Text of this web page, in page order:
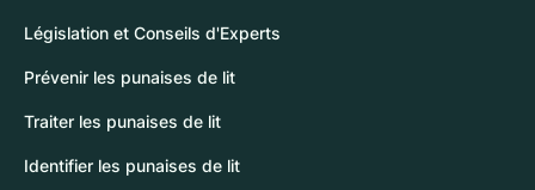
Législation et Conseils d'Experts
Prévenir les punaises de lit
Traiter les punaises de lit
Identifier les punaises de lit